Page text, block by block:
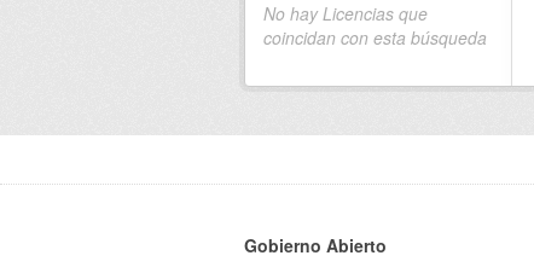
No hay Licencias que
coincidan con esta búsqueda
Gobierno Abierto